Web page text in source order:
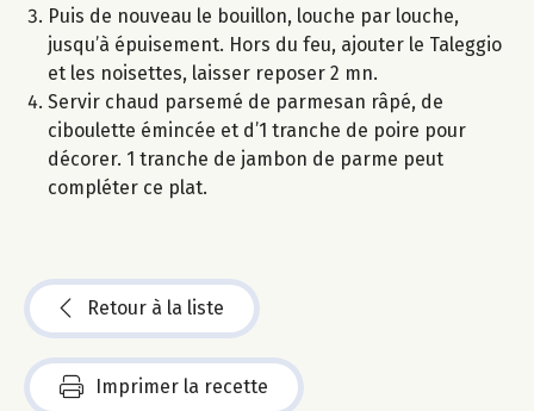
Puis de nouveau le bouillon, louche par louche,
jusqu’à épuisement. Hors du feu, ajouter le Taleggio
et les noisettes, laisser reposer 2 mn.
Servir chaud parsemé de parmesan râpé, de
ciboulette émincée et d’1 tranche de poire pour
décorer. 1 tranche de jambon de parme peut
compléter ce plat.
Retour à la liste
Imprimer la recette